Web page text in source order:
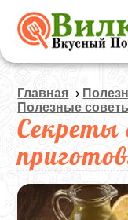
Главная ›
Полезные
Секреты